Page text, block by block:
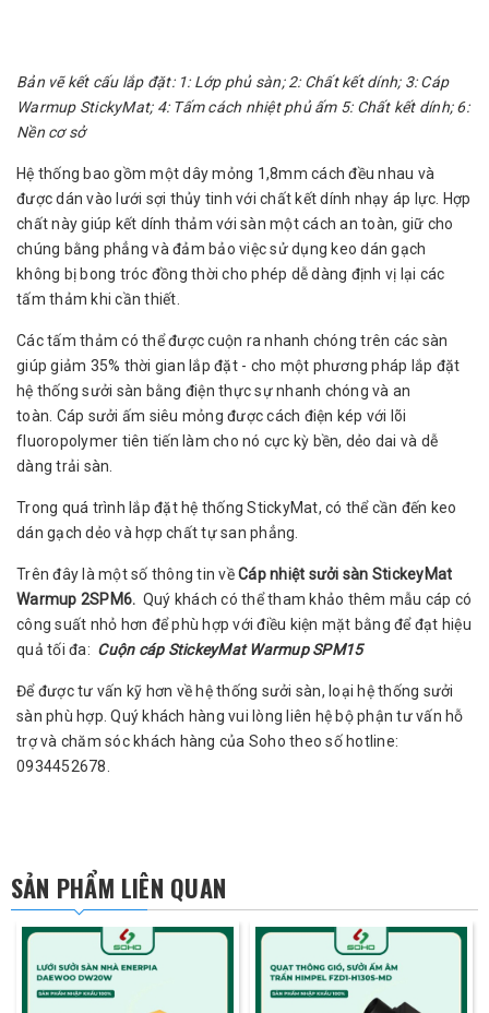
Bản vẽ kết cấu lắp đặt: 1: Lớp phủ sàn; 2: Chất kết dính; 3: Cáp
Warmup StickyMat; 4: Tấm cách nhiệt phủ ấm 5: Chất kết dính; 6:
Nền cơ sở
Hệ thống bao gồm một dây mỏng 1,8mm cách đều nhau và
được dán vào lưới sợi thủy tinh với chất kết dính nhạy áp lực. Hợp
chất này giúp kết dính thảm với sàn một cách an toàn, giữ cho
chúng bằng phẳng và đảm bảo việc sử dụng keo dán gạch
không bị bong tróc đồng thời cho phép dễ dàng định vị lại các
tấm thảm khi cần thiết.
Các tấm thảm có thể được cuộn ra nhanh chóng trên các sàn
giúp giảm 35% thời gian lắp đặt - cho một phương pháp lắp đặt
hệ thống sưởi sàn bằng điện thực sự nhanh chóng và an
toàn. Cáp sưởi ấm siêu mỏng được cách điện kép với lõi
fluoropolymer tiên tiến làm cho nó cực kỳ bền, dẻo dai và dễ
dàng trải sàn.
Trong quá trình lắp đặt hệ thống StickyMat, có thể cần đến keo
dán gạch dẻo và hợp chất tự san phẳng.
Trên đây là một số thông tin vềCáp nhiệt sưởi sàn StickeyMat
Warmup 2SPM6. Quý khách có thể tham khảo thêm mẫu cáp có
công suất nhỏ hơn để phù hợp với điều kiện mặt bằng để đạt hiệu
quả tối đa: Cuộn cáp StickeyMat Warmup SPM15
Để được tư vấn kỹ hơn về hệ thống sưởi sàn, loại hệ thống sưởi
sàn phù hợp. Quý khách hàng vui lòng liên hệ bộ phận tư vấn hỗ
trợ và chăm sóc khách hàng của Soho theo số hotline:
0934452678.
SẢN PHẨM LIÊN QUAN